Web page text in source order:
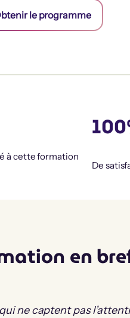
le programme
à cette formation
De
en
ne captent pas